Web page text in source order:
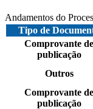
Andamentos do
Tipo de
Comprovante de
publicação
Outros
Comprovante de
publicação